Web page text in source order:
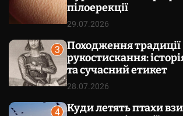
пілоерекції
29.07.2026
3
Походження традиції
рукостискання:
та сучасний етикет
28.07.2026
4
Куди летять птахи